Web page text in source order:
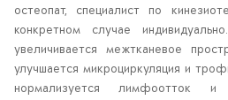
остеопат, специалист по
конкретном случае
увеличивается межтканевое
улучшается микроциркуляция и
нормализуется лимфоотток и